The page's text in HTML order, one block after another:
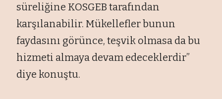
süreliğine KOSGEB tarafından
karşılanabilir. Mükellefler bunun
faydasını görünce, teşvik olmasa da bu
hizmeti almaya devam edeceklerdir”
diye konuştu.